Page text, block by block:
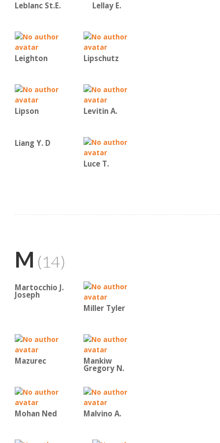
Leblanc St.E. Lellay E.
Leighton Lipschutz
Lipson Levitin A.
Liang Y. D
Luce T.
M (14)
Martocchio J.
Joseph
Miller Tyler
Mazurec Mankiw
Gregory N.
Mohan Ned Malvino Α.